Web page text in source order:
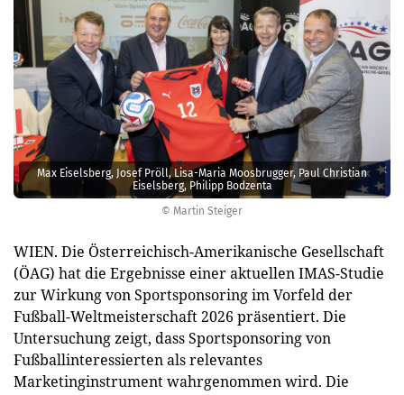
© Martin Steiger
Max Eiselsberg, Josef Pröll, Lisa-Maria Moosbrugger, Paul Christian
Eiselsberg, Philipp Bodzenta
WIEN. Die Österreichisch-Amerikanische Gesellschaft
(ÖAG) hat die Ergebnisse einer aktuellen IMAS-Studie
zur Wirkung von Sportsponsoring im Vorfeld der
Fußball-Weltmeisterschaft 2026 präsentiert. Die
Untersuchung zeigt, dass Sportsponsoring von
Fußballinteressierten als relevantes
Marketinginstrument wahrgenommen wird. Die